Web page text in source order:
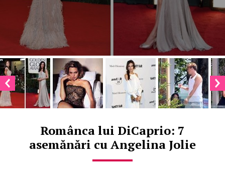
Românca lui DiCaprio: 7
asemănări cu Angelina Jolie